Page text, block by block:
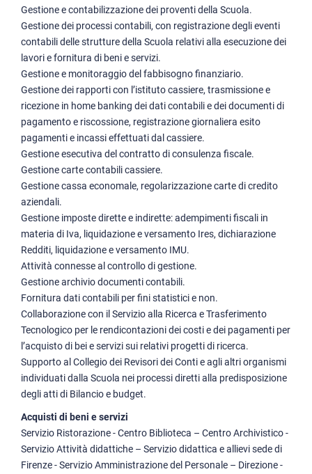
Gestione e contabilizzazione dei proventi della Scuola.
Gestione dei processi contabili, con registrazione degli eventi
contabili delle strutture della Scuola relativi alla esecuzione dei
lavori e fornitura di beni e servizi.
Gestione e monitoraggio del fabbisogno finanziario.
Gestione dei rapporti con l’istituto cassiere, trasmissione e
ricezione in home banking dei dati contabili e dei documenti di
pagamento e riscossione, registrazione giornaliera esito
pagamenti e incassi effettuati dal cassiere.
Gestione esecutiva del contratto di consulenza fiscale.
Gestione carte contabili cassiere.
Gestione cassa economale, regolarizzazione carte di credito
aziendali.
Gestione imposte dirette e indirette: adempimenti fiscali in
materia di Iva, liquidazione e versamento Ires, dichiarazione
Redditi, liquidazione e versamento IMU.
Attività connesse al controllo di gestione.
Gestione archivio documenti contabili.
Fornitura dati contabili per fini statistici e non.
Collaborazione con il Servizio alla Ricerca e Trasferimento
Tecnologico per le rendicontazioni dei costi e dei pagamenti per
l’acquisto di bei e servizi sui relativi progetti di ricerca.
Supporto al Collegio dei Revisori dei Conti e agli altri organismi
individuati dalla Scuola nei processi diretti alla predisposizione
degli atti di Bilancio e budget.
Acquisti di beni e servizi
Servizio Ristorazione - Centro Biblioteca – Centro Archivistico -
Servizio Attività didattiche – Servizio didattica e allievi sede di
Firenze - Servizio Amministrazione del Personale – Direzione -